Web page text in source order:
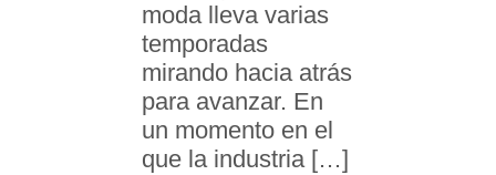
moda lleva varias
temporadas
mirando hacia atrás
para avanzar. En
un momento en el
que la industria […]